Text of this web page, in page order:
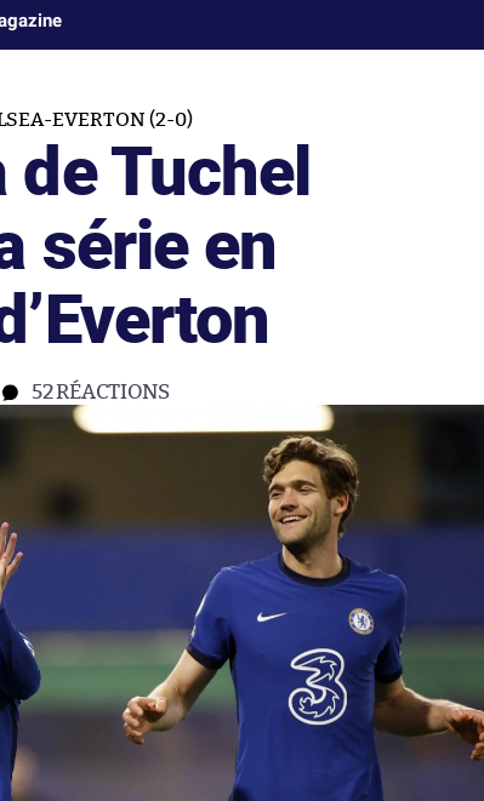
EVERTON (2-0)
de Tuchel
série en
52RÉACTIONS